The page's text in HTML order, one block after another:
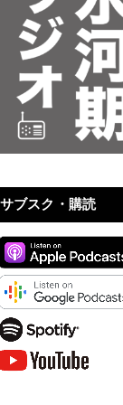
サブスク・購読